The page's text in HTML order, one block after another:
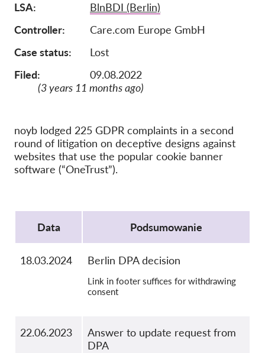
O nas
Zespół
Raporty roczne
FAQs
Praca
zbiorowych
OnionShare
Dla mediów
GDPRhub
LSA
BlnBDI (Berlin)
Controller
Care.com Europe GmbH
Case status
Lost
Filed:
09.08.2022
(3 years 11 months ago)
noyb lodged 225 GDPR complaints in a second
round of litigation on deceptive designs against
websites that use the popular cookie banner
software (“OneTrust”).
Data
Podsumowanie
18.03.2024 Berlin DPA decision
Link in footer suffices for withdrawing
consent
22.06.2023
Answer to update request from
DPA